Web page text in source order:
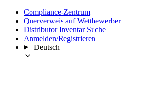
Compliance-Zentrum
Querverweis auf Wettbewerber
Distributor Inventar Suche
Anmelden/Registrieren
Deutsch